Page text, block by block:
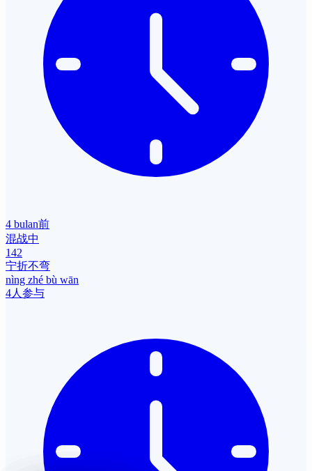
4 bulan前
混战中
142
宁折不弯
nìng zhé bù wān
4人参与